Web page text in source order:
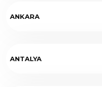
ANKARA
ANTALYA